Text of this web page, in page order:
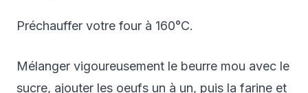
Préchauffer votre four à 160°C.
Mélanger vigoureusement le beurre mou avec le
sucre, ajouter les oeufs un à un, puis la farine et